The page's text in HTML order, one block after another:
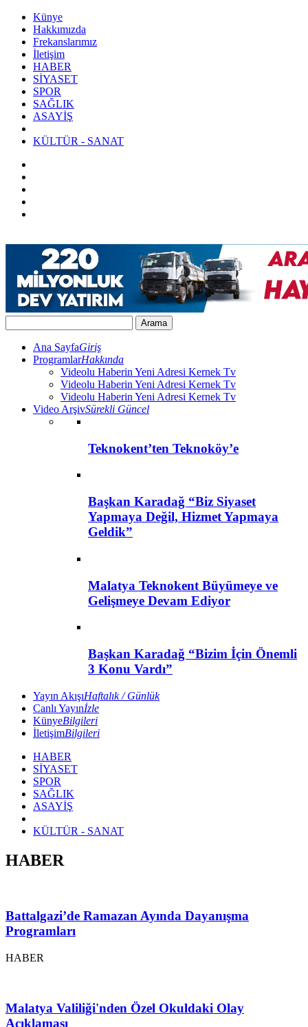
Künye
Hakkımızda
Frekanslarımız
İletişim
HABER
SİYASET
SPOR
SAĞLIK
ASAYİŞ
KÜLTÜR - SANAT
Ana SayfaGiriş
ProgramlarHakkında
Videolu Haberin Yeni Adresi Kernek Tv
Videolu Haberin Yeni Adresi Kernek Tv
Videolu Haberin Yeni Adresi Kernek Tv
Video ArşivSürekli Güncel
Teknokent’ten Teknoköy’e
Başkan Karadağ “Biz Siyaset
Yapmaya Değil, Hizmet Yapmaya
Geldik”
Malatya Teknokent Büyümeye ve
Gelişmeye Devam Ediyor
Başkan Karadağ “Bizim İçin Önemli
3 Konu Vardı”
Yayın AkışıHaftalık / Günlük
Canlı Yayınİzle
KünyeBilgileri
İletişimBilgileri
HABER
SİYASET
SPOR
SAĞLIK
ASAYİŞ
KÜLTÜR - SANAT
HABER
Battalgazi’de Ramazan Ayında Dayanışma
Programları
HABER
Malatya Valiliği'nden Özel Okuldaki Olay
Açıklaması